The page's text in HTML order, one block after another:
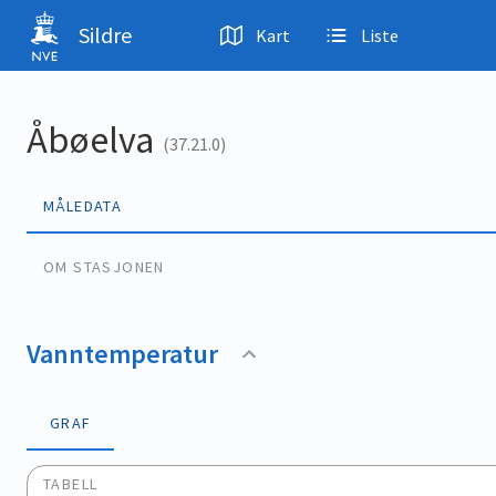
Hopp til hovedinnhold
Sildre Kart Liste
Åbøelva (37.21.0)
MÅLEDATA
OM STASJONEN
Vanntemperatur
GRAF
TABELL